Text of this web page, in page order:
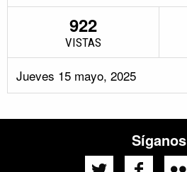
922
VISTAS
Jueves 15 mayo, 2025
Síganos